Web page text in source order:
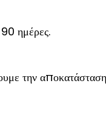
ημέρες.
την